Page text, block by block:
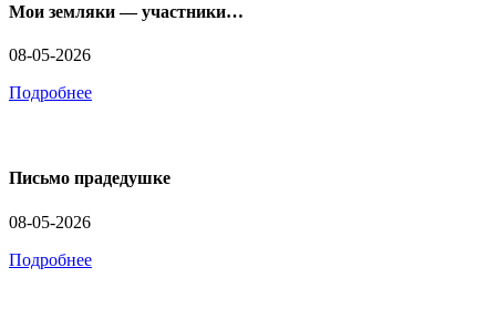
Мои земляки — участники…
08-05-2026
Подробнее
Письмо прадедушке
08-05-2026
Подробнее